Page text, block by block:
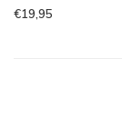
€19,95